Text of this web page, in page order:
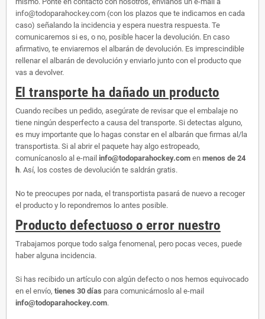
info@todoparahockey.com (con los plazos que te indicamos en cada
caso) señalando la incidencia y espera nuestra respuesta. Te
comunicaremos si es, o no, posible hacer la devolución. En caso
afirmativo, te enviaremos el albarán de devolución. Es imprescindible
rellenar el albarán de devolución y enviarlo junto con el producto que
vas a devolver.
El transporte ha dañado un producto
Cuando recibes un pedido, asegúrate de revisar que el embalaje no
tiene ningún desperfecto a causa del transporte. Si detectas alguno,
es muy importante que lo hagas constar en el albarán que firmas al/la
transportista. Si al abrir el paquete hay algo estropeado,
comunícanoslo al e-mail info@todoparahockey.com en menos de 24
h. Así, los costes de devolución te saldrán gratis.
No te preocupes por nada, el transportista pasará de nuevo a recoger
el producto y lo repondremos lo antes posible.
Producto defectuoso o error nuestro
Trabajamos porque todo salga fenomenal, pero pocas veces, puede
haber alguna incidencia.
Si has recibido un artículo con algún defecto o nos hemos equivocado
en el envío, tienes 30 días para comunicárnoslo al e-mail
info@todoparahockey.com.